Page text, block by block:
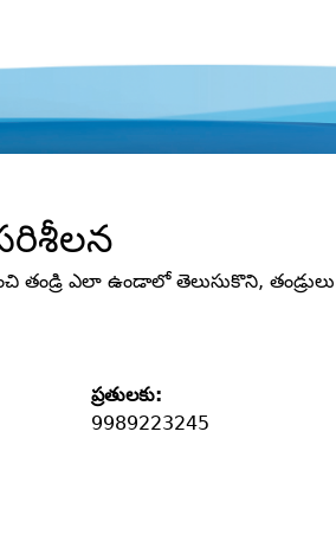
తండ్రి ఎలా ఉండాలో తెలుసుకొని,
ప్రతులకు:
9989223245